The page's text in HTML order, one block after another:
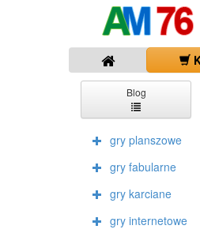
Blog
gry planszowe
gry fabularne
gry karciane
gry internetowe